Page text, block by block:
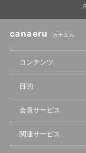
canaeru カナエル
コンテンツ
無料開業相談
セミナー情報
セミナー動画
物件を探す
首都圏
先輩開業者の声
目的
店舗運営
物件
会員サービス
会員登録
関連サービス